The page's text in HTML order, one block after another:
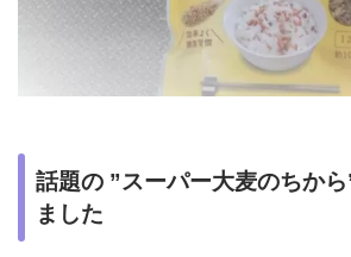
話題の ”スーパー大麦のちか
ました